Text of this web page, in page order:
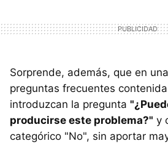
Sorprende, además, que en
preguntas frecuentes
introduzcan la pregunta
producirse este problema?" y
categórico "No", sin aportar